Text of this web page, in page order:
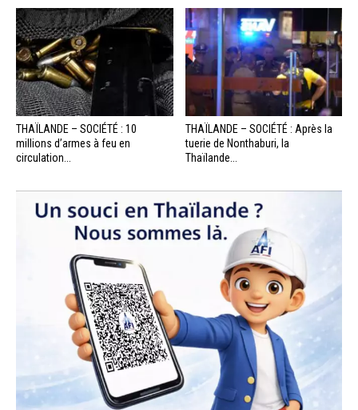
THAÏLANDE – SOCIÉTÉ : 10
millions d’armes à feu en
circulation...
THAÏLANDE – SOCIÉTÉ : Après la
tuerie de Nonthaburi, la
Thaïlande...